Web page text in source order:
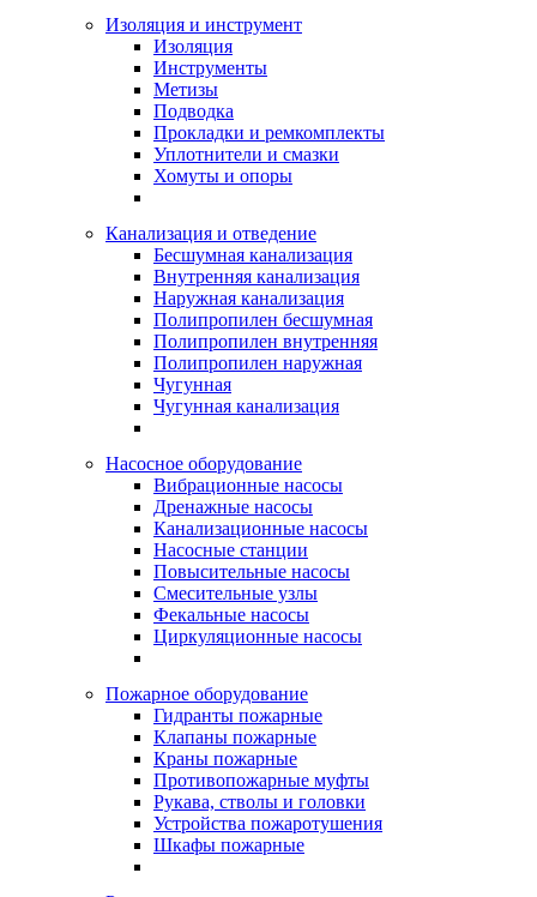
Изоляция и инструмент
Изоляция
Инструменты
Метизы
Подводка
Прокладки и ремкомплекты
Уплотнители и смазки
Хомуты и опоры
Канализация и отведение
Бесшумная канализация
Внутренняя канализация
Наружная канализация
Полипропилен бесшумная
Полипропилен внутренняя
Полипропилен наружная
Чугунная
Чугунная канализация
Насосное оборудование
Вибрационные насосы
Дренажные насосы
Канализационные насосы
Насосные станции
Повысительные насосы
Смесительные узлы
Фекальные насосы
Циркуляционные насосы
Пожарное оборудование
Гидранты пожарные
Клапаны пожарные
Краны пожарные
Противопожарные муфты
Рукава, стволы и головки
Устройства пожаротушения
Шкафы пожарные